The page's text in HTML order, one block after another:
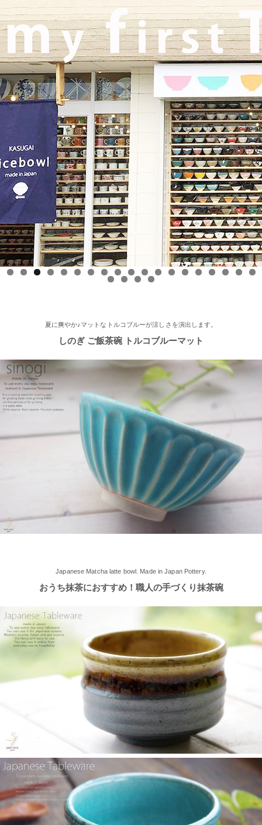
≪軽井沢店営業のお知らせ≫ いつもご覧いただきありがとうご
ざいます。軽井沢店2026年はGW頃オープンとなります！ご期待
くださいませ！！ 2025年は11月3日（火）
までの営業となり
ます。
2025/9/26
≪テレビで紹介されました≫ 2025年9月26日 東海テレビ 『ニュ
ースONE』 ひとつに特化で差別化！「東海地方の専門店」コー
ナーで白いごはん器のお店 らいすぼーる 春日井店が紹介されま
2025/9/17
≪中日新聞に掲載されました≫ 2025年9月17日 中日新聞朝刊18
面 近郊版 『わが街ぶらり探訪』コーナーにて白いごはん器のお
店 らいすぼーる 小牧店が紹介されました！ 近郊版(犬山、小牧
市、春日井市、豊山町、扶桑町、大口町)の地域の方、ぜひご覧
ください～★
2025/8/17
介されました。
2025/7/23
≪軽井沢店オープンしております！≫ 今シーズンも元気に営業
中！実店舗でしか取り扱ってない商品たくさんご用意しておりま
す♪ みなさまのご来店、お待ちしております。
2025/5/9
≪らいすぼ～るのお皿がパッケージに使用されました！≫ 5月7
日（水）に発売『よしもとカレー 北海道こしみず 三種のじゃが
いも編』レトルトカレーのパッケージに、当店のオリジナル商品
【でっかいどー 北の大地パーティーメインプレート】が使用さ
ました！新商品もたくさんご用意しております♪ みなさまのご来
店、お待ちしております。
2025/4/16
≪テレビで紹介されました≫ 2025年4月16日～30日 CCNet ケー
ブルテレビ しょぴもる『まちの素敵な歩き方』で 白いごはん器
のお店 らいすぼーる 小牧店が紹介されました。
≪テレビで紹介されました≫ 2024年2月29日 中京テレビ キャッ
チ！『名鉄小牧線ぶらり旅～味岡駅編～』で 白いごはん器のお
店 らいすぼーる 小牧店が紹介されました。
2025/2/5
らいすぼ～るのYouTube公式チャンネルがスタートしました！ぜ
ひご覧ください。チャンネル登録お願いします♪
0 1 2 3 4 5 6 7 8 9
0 1 2 3
夏に爽やか♪マットなトルコブルーが涼しさを演出します。
しのぎ ご飯茶碗 トルコブルーマット
Japanese Matcha latte bowl. Made in Japan Pottery.
おうち抹茶におすすめ！職人の手づくり抹茶碗